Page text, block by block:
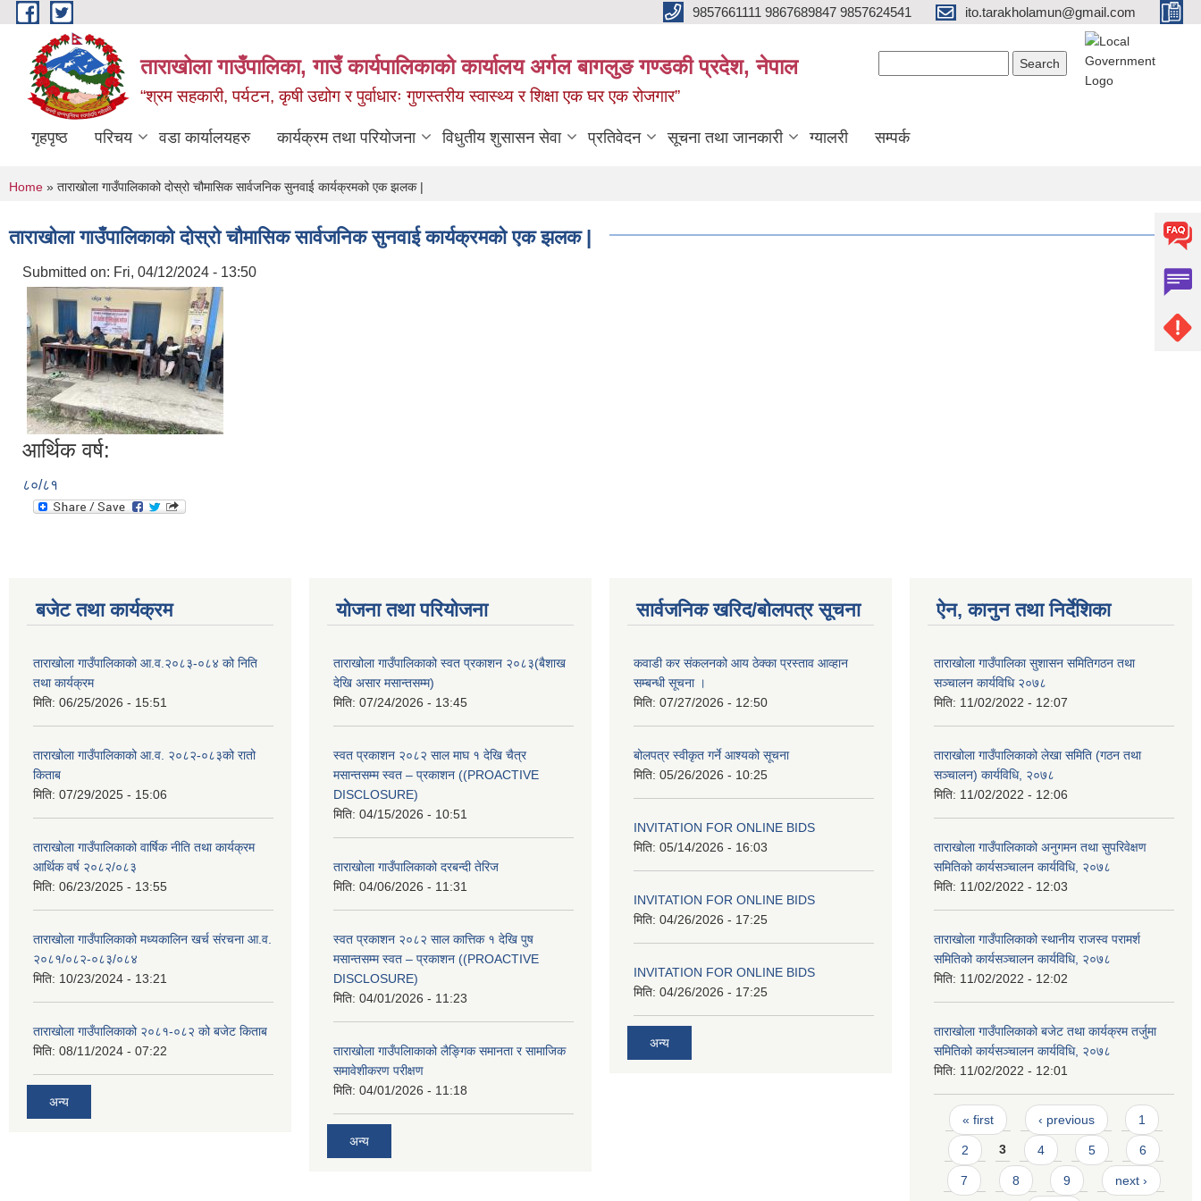
Skip to main content 9857661111 9867689847 9857624541 ito.tarakholamun@gmail.com
ताराखोला गाउँपालिका, गाउँ कार्यपालिकाको कार्यालय अर्गल बागलुङ गण्डकी प्रदेश, नेपाल
“श्रम सहकारी, पर्यटन, कृषी उद्योग र पुर्वाधारः गुणस्तरीय स्वास्थ्य र शिक्षा एक घर एक रोजगार”
गृहपृष्ठ परिचय वडा कार्यालयहरु कार्यक्रम तथा परियोजना विधुतीय शुसासन सेवा प्रतिवेदन सूचना तथा जानकारी ग्यालरी सम्पर्क
You are here
Home » ताराखोला गाउँपालिकाको दोस्रो चौमासिक सार्वजनिक सुनवाई कार्यक्रमको एक झलक |
ताराखोला गाउँपालिकाको दोस्रो चौमासिक सार्वजनिक सुनवाई कार्यक्रमको एक झलक |
Submitted on: Fri, 04/12/2024 - 13:50
आर्थिक वर्ष:
८०/८१
बजेट तथा कार्यक्रम
ताराखोला गाउँपालिकाको आ.व.२०८३-०८४ को निति
तथा कार्यक्रम
मिति: 06/25/2026 - 15:51
ताराखोला गाउँपालिकाको आ.व. २०८२-०८३को रातो
किताब
मिति: 07/29/2025 - 15:06
ताराखोला गाउँपालिकाको वार्षिक नीति तथा कार्यक्रम
आर्थिक वर्ष २०८२/०८३
मिति: 06/23/2025 - 13:55
ताराखोला गाउँपालिकाको मध्यकालिन खर्च संरचना आ.व.
२०८१/०८२-०८३/०८४
मिति: 10/23/2024 - 13:21
ताराखोला गाउँपालिकाको २०८१-०८२ को बजेट किताब
मिति: 08/11/2024 - 07:22
अन्य
योजना तथा परियोजना
ताराखोला गाउँपालिकाको स्वत प्रकाशन २०८३(बैशाख
देखि असार मसान्तसम्म)
मिति: 07/24/2026 - 13:45
स्वत प्रकाशन २०८२ साल माघ १ देखि चैत्र
मसान्तसम्म स्वत – प्रकाशन ((PROACTIVE
DISCLOSURE)
मिति: 04/15/2026 - 10:51
ताराखोला गाउँपालिकाको दरबन्दी तेरिज
मिति: 04/06/2026 - 11:31
स्वत प्रकाशन २०८२ साल कात्तिक १ देखि पुष
मसान्तसम्म स्वत – प्रकाशन ((PROACTIVE
DISCLOSURE)
मिति: 04/01/2026 - 11:23
ताराखोला गाउँपलािकाको लैङ्गिक समानता र सामाजिक
समावेशीकरण परीक्षण
मिति: 04/01/2026 - 11:18
अन्य
सार्वजनिक खरिद/बोलपत्र सूचना
कवाडी कर संकलनको आय ठेक्का प्रस्ताव आव्हान
सम्बन्धी सूचना ।
मिति: 07/27/2026 - 12:50
बोलपत्र स्वीकृत गर्ने आश्यको सूचना
मिति: 05/26/2026 - 10:25
INVITATION FOR ONLINE BIDS
मिति: 05/14/2026 - 16:03
INVITATION FOR ONLINE BIDS
मिति: 04/26/2026 - 17:25
INVITATION FOR ONLINE BIDS
मिति: 04/26/2026 - 17:25
अन्य
ऐन, कानुन तथा निर्देशिका
ताराखोला गाउँपालिका सुशासन समितिगठन तथा
सञ्चालन कार्यविधि २०७८
मिति: 11/02/2022 - 12:07
ताराखोला गाउँपालिकाको लेखा समिति (गठन तथा
सञ्चालन) कार्यविधि, २०७८
मिति: 11/02/2022 - 12:06
ताराखोला गाउँपालिकाको अनुगमन तथा सुपरिवेक्षण
समितिको कार्यसञ्चालन कार्यविधि, २०७८
मिति: 11/02/2022 - 12:03
‍‍ताराखोला गाउँपालिकाको स्थानीय राजस्व परामर्श
समितिको कार्यसञ्चालन कार्यविधि, २०७८
मिति: 11/02/2022 - 12:02
ताराखोला गाउँपालिकाको बजेट तथा कार्यक्रम तर्जुमा
समितिको कार्यसञ्चालन कार्यविधि, २०७८
मिति: 11/02/2022 - 12:01
Pages
« first ‹ previous 1
2 3 4 5 6
7 8 9 next ›